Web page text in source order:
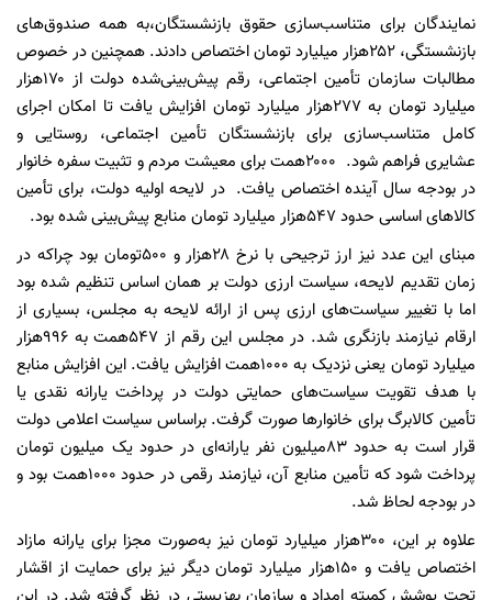
نمایندگان برای متناسب‌سازی حقوق بازنشستگان،به همه صندوق‌های
بازنشستگی، ۲۵۲هزار میلیارد تومان اختصاص دادند. همچنین در خصوص
مطالبات سازمان تأمین اجتماعی، رقم پیش‌بینی‌شده دولت از ۱۷۰هزار
میلیارد تومان به ۲۷۷هزار میلیارد تومان افزایش یافت تا امکان اجرای
کامل متناسب‌سازی برای بازنشستگان تأمین اجتماعی، روستایی و
عشایری فراهم شود. ۲۰۰۰همت برای معیشت مردم و تثبیت سفره خانوار
در بودجه سال آینده اختصاص یافت. در لایحه اولیه دولت، برای تأمین
کالاهای اساسی حدود ۵۴۷هزار میلیارد تومان منابع پیش‌بینی شده بود.
مبنای این عدد نیز ارز ترجیحی با نرخ ۲۸هزار و ۵۰۰تومان بود چراکه در
زمان تقدیم لایحه، سیاست ارزی دولت بر همان اساس تنظیم شده بود
اما با تغییر سیاست‌های ارزی پس از ارائه لایحه به مجلس، بسیاری از
ارقام نیازمند بازنگری شد. در مجلس این رقم از ۵۴۷همت به ۹۹۶هزار
میلیارد تومان یعنی نزدیک به ۱۰۰۰همت افزایش یافت. این افزایش منابع
با هدف تقویت سیاست‌های حمایتی دولت در پرداخت یارانه نقدی یا
تأمین کالابرگ برای خانوارها صورت گرفت. براساس سیاست اعلامی دولت
قرار است به حدود ۸۳میلیون نفر یارانه‌ای در حدود یک میلیون تومان
پرداخت شود که تأمین منابع آن، نیازمند رقمی در حدود ۱۰۰۰همت بود و
در بودجه لحاظ شد.
علاوه بر این، ۳۰۰هزار میلیارد تومان نیز به‌صورت مجزا برای یارانه مازاد
اختصاص یافت و ۱۵۰هزار میلیارد تومان دیگر نیز برای حمایت از اقشار